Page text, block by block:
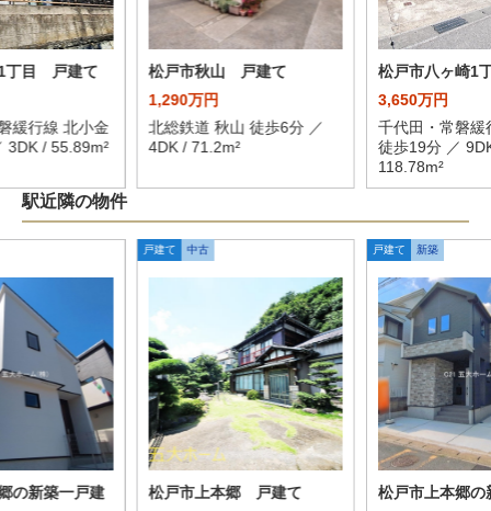
丁目 戸建て
緩行線 北小金
3DK / 55.89m²
松戸市秋山 戸建て
1,290万円
北総鉄道 秋山 徒歩6分 ／
4DK / 71.2m²
松戸市八ヶ崎1
3,650万円
千代田・常磐緩
徒歩19分 ／
118.78m²
駅近隣の物件
の新築一戸建
戸建て 中古
松戸市上本郷 戸建て
戸建て 新築
松戸市上本郷の